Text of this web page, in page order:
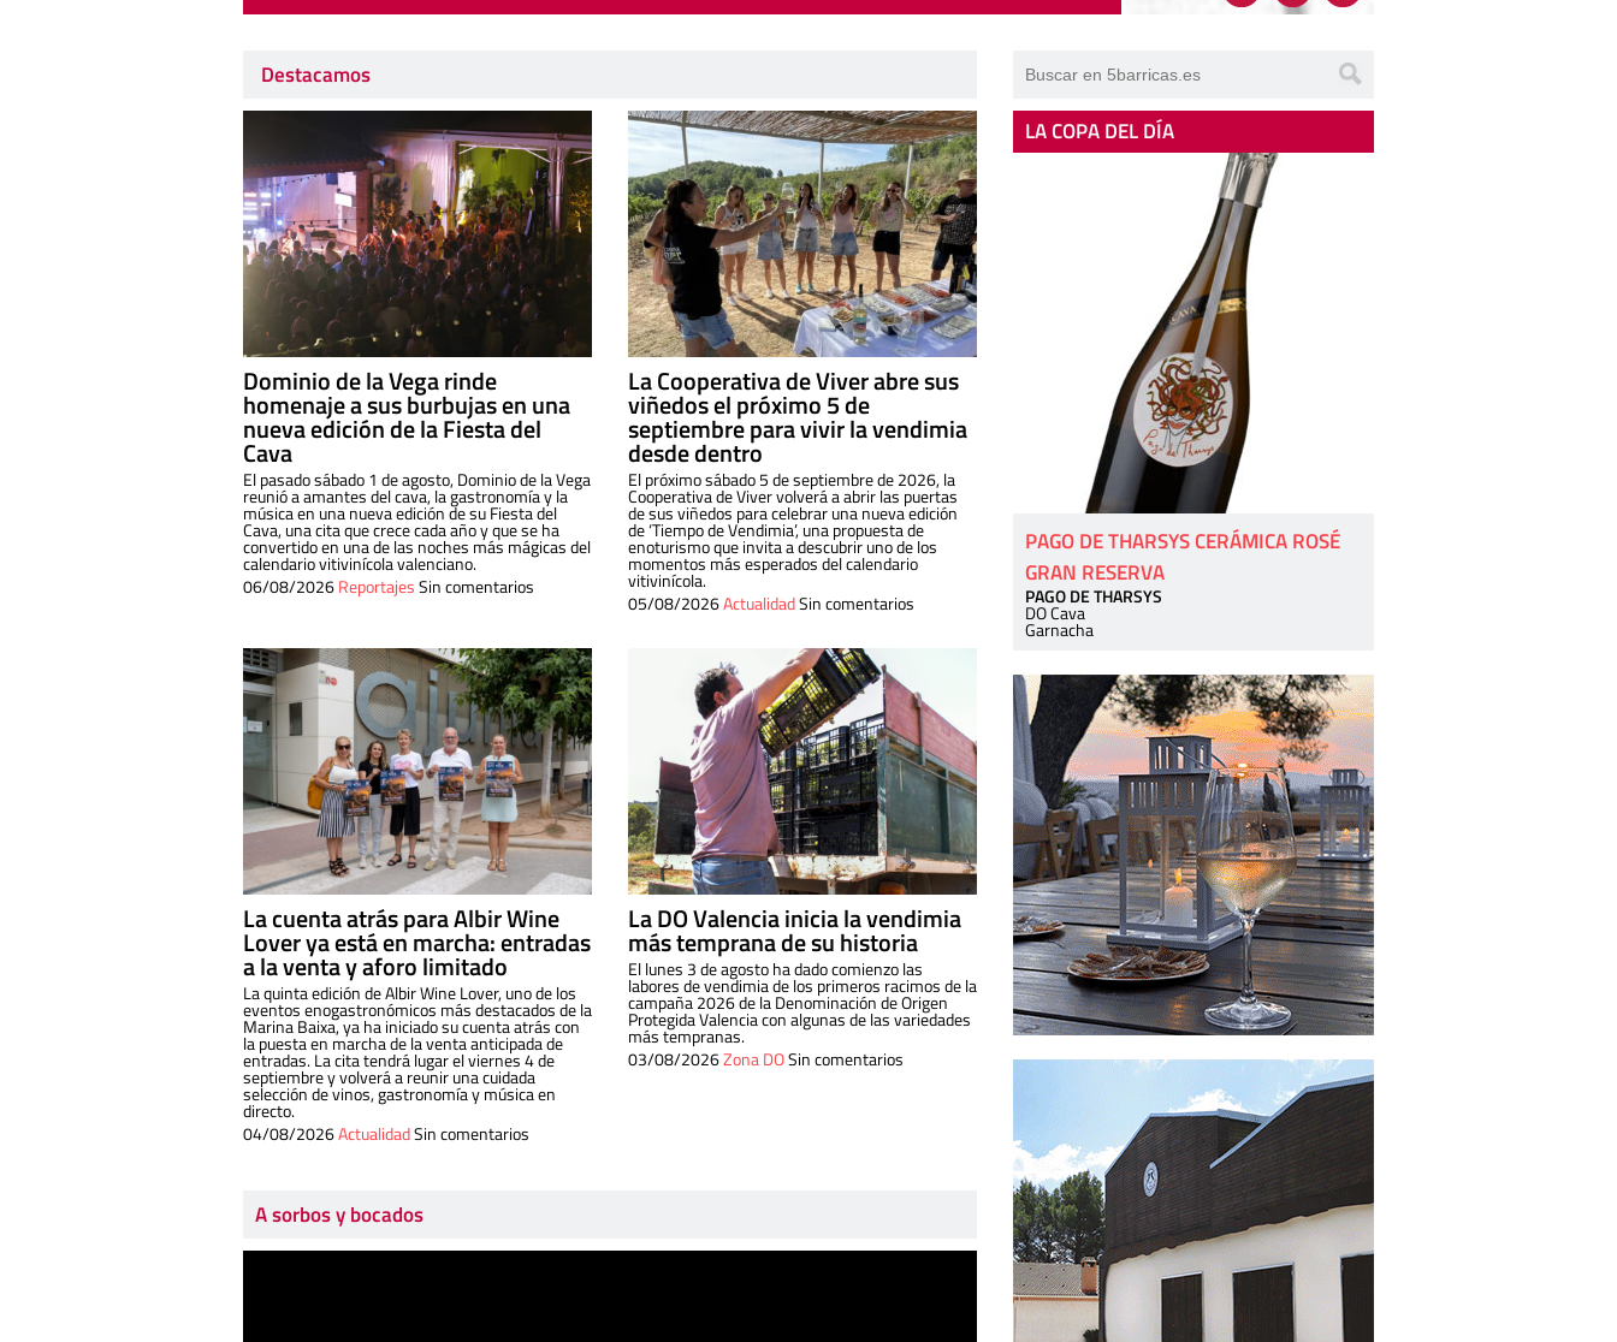
Destacamos
Dominio de la Vega rinde
homenaje a sus burbujas en una
nueva edición de la Fiesta del
Cava
El pasado sábado 1 de agosto, Dominio de la Vega
reunió a amantes del cava, la gastronomía y la
música en una nueva edición de su Fiesta del
Cava, una cita que crece cada año y que se ha
convertido en una de las noches más mágicas del
calendario vitivinícola valenciano.
06/08/2026ReportajesSin comentarios
La Cooperativa de Viver abre sus
viñedos el próximo 5 de
septiembre para vivir la vendimia
desde dentro
El próximo sábado 5 de septiembre de 2026, la
Cooperativa de Viver volverá a abrir las puertas
de sus viñedos para celebrar una nueva edición
de ‘Tiempo de Vendimia’, una propuesta de
enoturismo que invita a descubrir uno de los
momentos más esperados del calendario
vitivinícola.
05/08/2026ActualidadSin comentarios
La cuenta atrás para Albir Wine
Lover ya está en marcha: entradas
a la venta y aforo limitado
La quinta edición de Albir Wine Lover, uno de los
eventos enogastronómicos más destacados de la
Marina Baixa, ya ha iniciado su cuenta atrás con
la puesta en marcha de la venta anticipada de
entradas. La cita tendrá lugar el viernes 4 de
septiembre y volverá a reunir una cuidada
selección de vinos, gastronomía y música en
directo.
04/08/2026ActualidadSin comentarios
La DO Valencia inicia la vendimia
más temprana de su historia
El lunes 3 de agosto ha dado comienzo las
labores de vendimia de los primeros racimos de la
campaña 2026 de la Denominación de Origen
Protegida Valencia con algunas de las variedades
más tempranas.
03/08/2026Zona DOSin comentarios
A sorbos y bocados
LA COPA DEL DÍA
PAGO DE THARSYS CERÁMICA ROSÉ
GRAN RESERVA
PAGO DE THARSYS
DO Cava
Garnacha